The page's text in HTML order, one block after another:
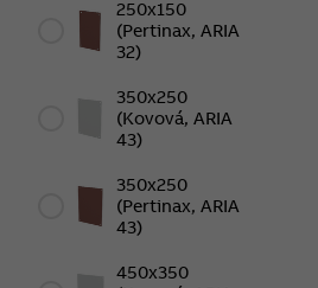
250x150
(Pertinax, ARIA
32)
350x250
(kovová, ARIA
43)
350x250
(Pertinax, ARIA
43)
450x350